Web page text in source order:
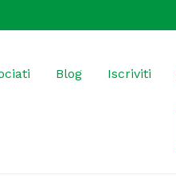
Blog Iscriviti